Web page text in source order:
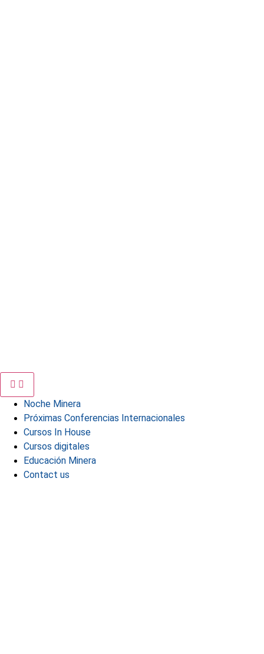
Noche Minera
Próximas Conferencias Internacionales
Cursos In House
Cursos digitales
Educación Minera
Contact us